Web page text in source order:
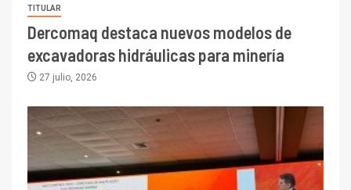
TITULAR
Dercomaq destaca nuevos modelos de
excavadoras hidráulicas para minería
27 julio, 2026